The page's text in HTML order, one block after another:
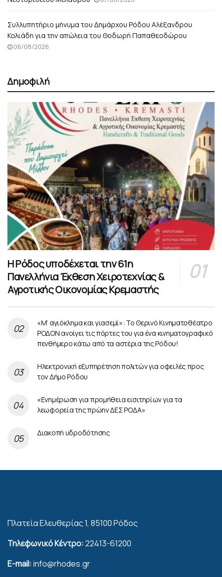
Συλλυπητήριο μήνυμα του Δημάρχου Ρόδου Αλέξανδρου
Κολιάδη για την απώλεια του Θοδωρή Παπαθεοδώρου
06/08/2026
Δημοφιλή
Η Ρόδος υποδέχεται την 61η
Πανελλήνια Έκθεση Χειροτεχνίας &
Αγροτικής Οικονομίας Κρεμαστής
«Μ’ αγιόκλημα και γιασεμί»: Το Θερινό Κινηματοθέατρο
ΡΟΔΟΝ ανοίγει τις πόρτες του για ένα κινηματογραφικό
πενθήμερο κάτω από τα αστέρια της Ρόδου!
Ηλεκτρονική εξυπηρέτηση πολιτών για οφειλές προς
τον Δήμο Ρόδου
«Ενημέρωση για προμήθεια εισιτηρίων για τα
λεωφορεία της πρώην ΔΕΣ ΡΟΔΑ»
Διακοπή υδροδότησης
Πλατεία Ελευθερίας 1, 85100 Ρόδος
Τηλεφωνικό Κέντρο:22413-61200
E-mail:info@rhodes.gr